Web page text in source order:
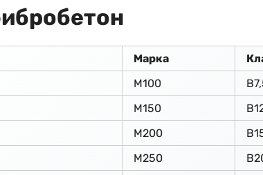
Марка
М100
М150
М200
М250